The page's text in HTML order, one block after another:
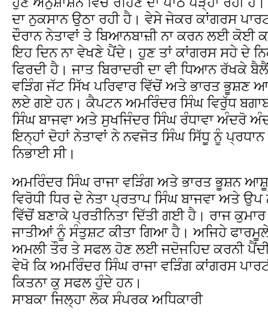
ਦਾ ਨੁਕਸਾਨ ਉਠਾ ਰਹੀ ਹੈ। ਵੇਸੇ ਜੇਕਰ ਕਾਂਗਰਸ
ਦੌਰਾਨ ਨੇਤਾਵਾਂ ਤੇ ਬਿਆਨਬਾਜ਼ੀ ਨਾ ਕਰਨ ਲਈ ਕੋਈ
ਇਹ ਦਿਨ ਨਾ ਵੇਖਣੇ ਪੈਂਦੇ। ਹੁਣ ਤਾਂ ਕਾਂਗਰਸ ਸਹੇ ਦੇ
ਫਿਰਦੀ ਹੈ। ਜਾਤ ਬਿਰਾਦਰੀ ਦਾ ਵੀ ਧਿਆਨ ਰੱਖਕੇ
ਵੜਿੰਗ ਜੱਟ ਸਿੱਖ ਪਰਿਵਾਰ ਵਿੱਚੋਂ ਅਤੇ ਭਾਰਤ ਭੂਸ਼ਣ
ਲਏ ਗਏ ਹਨ। ਕੈਪਟਨ ਅਮਰਿੰਦਰ ਸਿੰਘ ਵਿਰੁੱਧ
ਸਿੰਘ ਬਾਜਵਾ ਅਤੇ ਸੁਖਜਿੰਦਰ ਸਿੰਘ ਰੰਧਾਵਾ ਅੰਦਰੋ
ਇਨ੍ਹਾਂ ਦੋਹਾਂ ਨੇਤਾਵਾਂ ਨੇ ਨਵਜੋਤ ਸਿੰਘ ਸਿੱਧੂ ਨੂੰ
ਨਿਭਾਈ ਸੀ।
ਅਮਰਿੰਦਰ ਸਿੰਘ ਰਾਜਾ ਵੜਿੰਗ ਅਤੇ ਭਾਰਤ ਭੂਸ਼ਨ
ਵਿਰੋਧੀ ਧਿਰ ਦੇ ਨੇਤਾ ਪ੍ਰਤਾਪ ਸਿੰਘ ਬਾਜਵਾ ਅਤੇ
ਵਿੱਚੋਂ ਬਣਾਕੇ ਪ੍ਰਤੀਨਿਤਾ ਦਿੱਤੀ ਗਈ ਹੈ। ਰਾਜ
ਜਾਤੀਆਂ ਨੂੰ ਸੰਤੁਸ਼ਟ ਕੀਤਾ ਗਿਆ ਹੈ। ਅਜਿਹੇ
ਅਮਲੀ ਤੌਰ ਤੇ ਸਫਲ ਹੋਣ ਲਈ ਜਦੋਜਹਿਦ ਕਰਨੀ
ਵੇਖੋ ਕਿ ਅਮਰਿੰਦਰ ਸਿੰਘ ਰਾਜਾ ਵੜਿੰਗ ਕਾਂਗਰਸ
ਕਿਤਨਾ ਕੁ ਸਫਲ ਹੁੰਦੇ ਹਨ।
ਸਾਬਕਾ ਜਿਲ੍ਹਾ ਲੋਕ ਸੰਪਰਕ ਅਧਿਕਾਰੀ